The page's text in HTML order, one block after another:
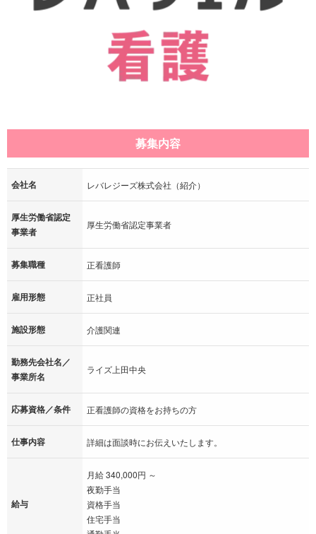
募集内容
会社名 レバレジーズ株式会社（紹介）
厚生労働省認定
事業者
厚生労働省認定事業者
募集職種 正看護師
雇用形態 正社員
施設形態 介護関連
勤務先会社名／
事業所名
ライズ上田中央
応募資格／条件 正看護師の資格をお持ちの方
仕事内容 詳細は面談時にお伝えいたします。
給与
月給 340,000円 ～
夜勤手当
資格手当
住宅手当